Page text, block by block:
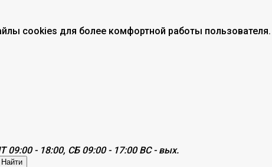
cookies для более комфортной работы
09:00 - 18:00, СБ 09:00 - 17:00 ВС - вых.
Найти